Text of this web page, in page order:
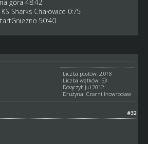
góra 48:42
Sharks Chałowice 0:75
50:40
Liczba postów: 2,018
Liczba wątków: 53
Dołączył: Jul 2012
Drużyna: Czarni Inowrocław
#32